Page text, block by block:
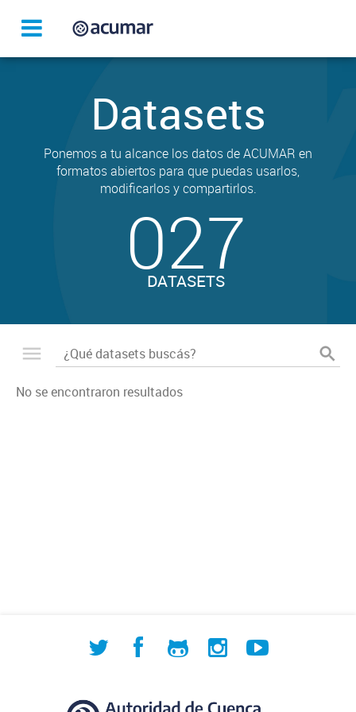
Datasets
Ponemos a tu alcance los datos de ACUMAR en
formatos abiertos para que puedas usarlos,
modificarlos y compartirlos.
027
DATASETS
No se encontraron resultados